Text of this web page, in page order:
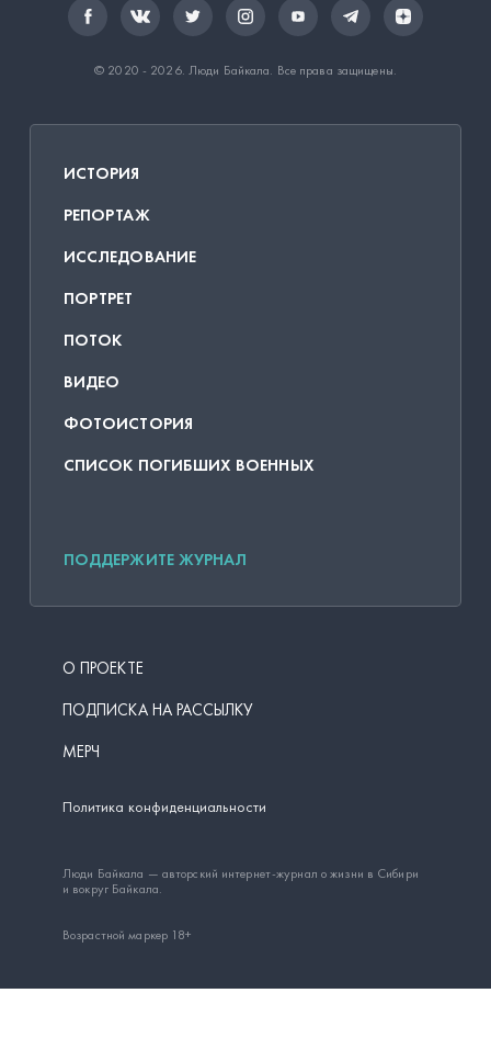
© 2020 - 2026. Люди Байкала . Все права защищены.
ИСТОРИЯ
РЕПОРТАЖ
ИССЛЕДОВАНИЕ
ПОРТРЕТ
ПОТОК
ВИДЕО
ФОТОИСТОРИЯ
СПИСОК ПОГИБШИХ ВОЕННЫХ
ПОДДЕРЖИТЕ ЖУРНАЛ
О ПРОЕКТЕ
ПОДПИСКА НА РАССЫЛКУ
МЕРЧ
Политика конфиденциальности
Люди Байкала — авторский интернет-журнал о жизни в Сибири
и вокруг Байкала.
Возрастной маркер 18+